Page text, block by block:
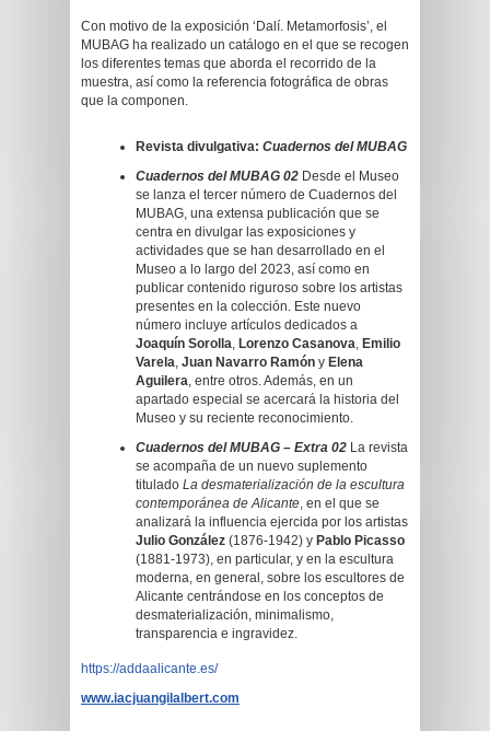
Con motivo de la exposición ‘Dalí. Metamorfosis’, el
MUBAG ha realizado un catálogo en el que se recogen
los diferentes temas que aborda el recorrido de la
muestra, así como la referencia fotográfica de obras
que la componen.
Revista divulgativa: Cuadernos del MUBAG
Cuadernos del MUBAG 02 Desde el Museo
se lanza el tercer número de Cuadernos del
MUBAG, una extensa publicación que se
centra en divulgar las exposiciones y
actividades que se han desarrollado en el
Museo a lo largo del 2023, así como en
publicar contenido riguroso sobre los artistas
presentes en la colección. Este nuevo
número incluye artículos dedicados a
Joaquín Sorolla, Lorenzo Casanova, Emilio
Varela, Juan Navarro Ramón y Elena
Aguilera, entre otros. Además, en un
apartado especial se acercará la historia del
Museo y su reciente reconocimiento.
Cuadernos del MUBAG – Extra 02 La revista
se acompaña de un nuevo suplemento
titulado La desmaterialización de la escultura
contemporánea de Alicante, en el que se
analizará la influencia ejercida por los artistas
Julio González (1876-1942) y Pablo Picasso
(1881-1973), en particular, y en la escultura
moderna, en general, sobre los escultores de
Alicante centrándose en los conceptos de
desmaterialización, minimalismo,
transparencia e ingravidez.
https://addaalicante.es/
www.iacjuangilalbert.com